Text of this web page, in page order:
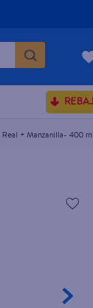
+ Manzanilla- 400 ml